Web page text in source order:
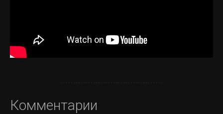
Комментарии